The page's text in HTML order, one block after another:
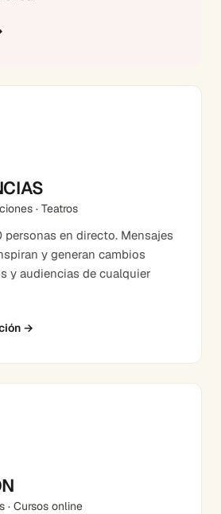
· Teatros
en directo. Mensajes
y generan cambios
y audiencias de cualquier
→
· Cursos online